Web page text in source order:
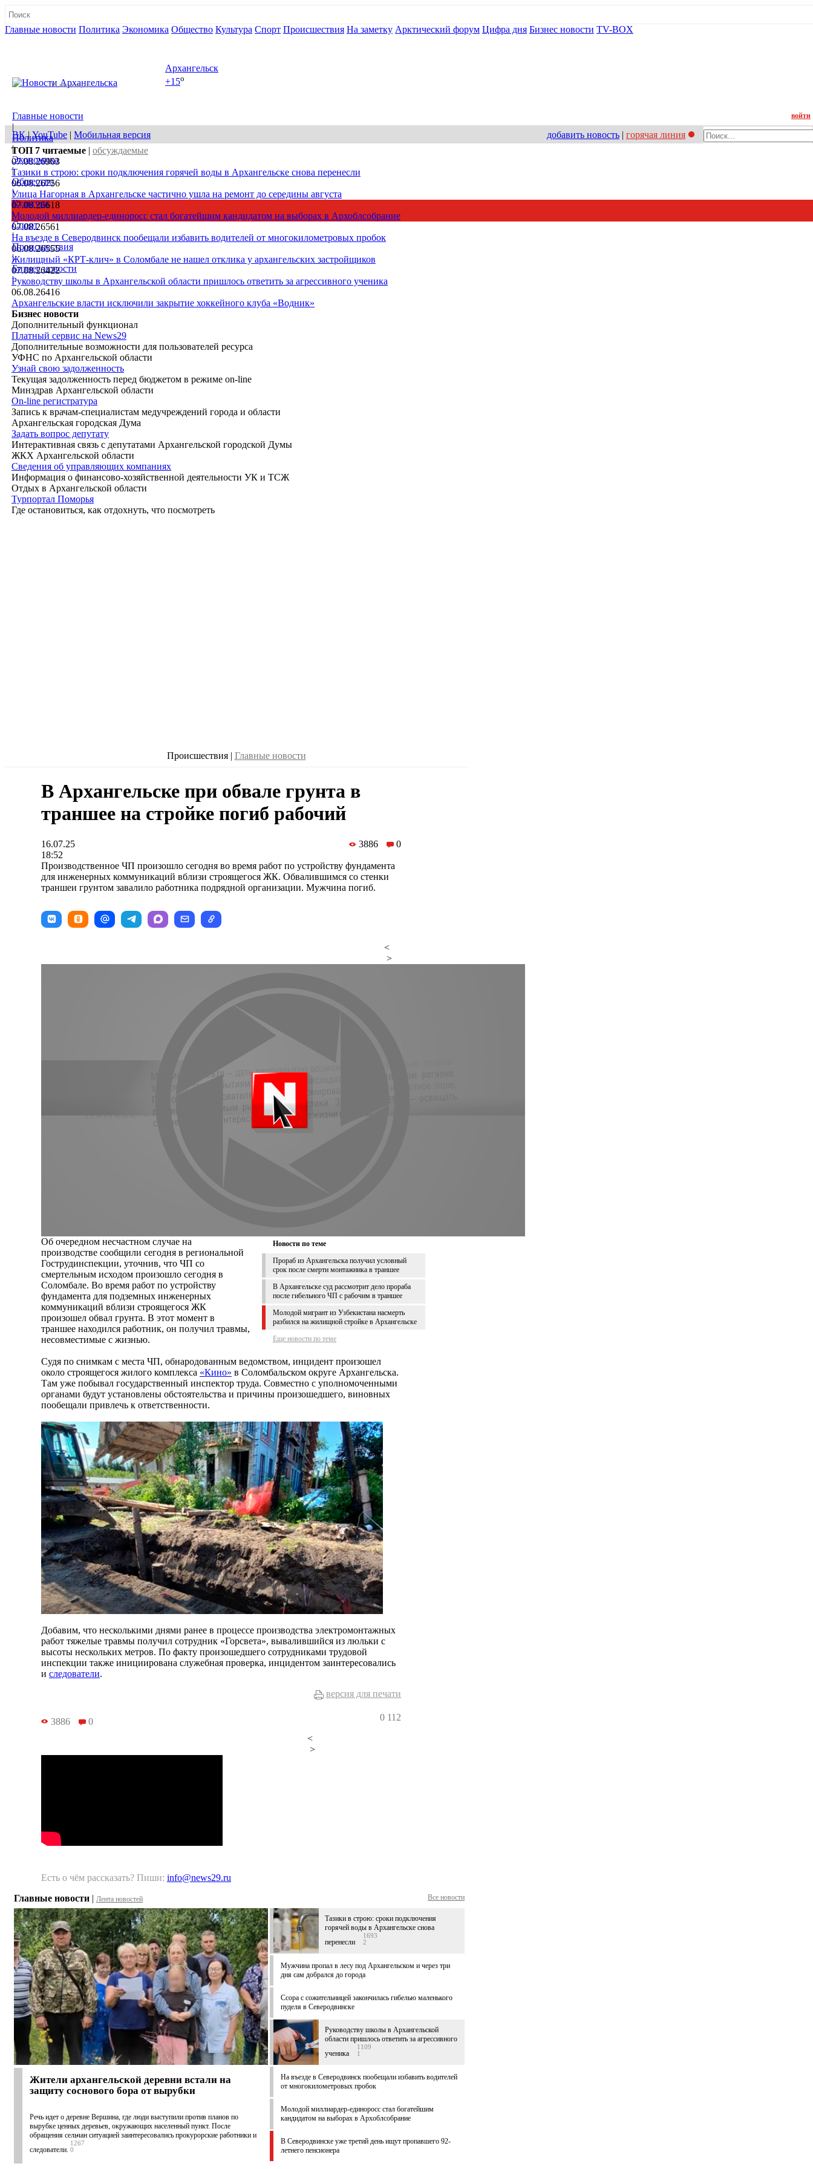
Главные новости Политика Экономика Общество Культура Спорт Происшествия На заметку Арктический форум Цифра дня Бизнес новости TV-BOX
08 августа, сб
Архангельск
+15o
Главные новости
|
Политика
|
Экономика
|
Общество
|
Культура
|
Спорт
|
Происшествия
|
Бизнес новости
|
войти
ВК|YouTube | Мобильная версия добавить новость | горячая линия
ТОП 7 читаемые | обсуждаемые
07.08.26903
Тазики в строю: сроки подключения горячей воды в Архангельске снова перенесли
06.08.26756
Улица Нагорная в Архангельске частично ушла на ремонт до середины августа
07.08.26618
Молодой миллиардер-единоросс стал богатейшим кандидатом на выборах в Архоблсобрание
07.08.26561
На въезде в Северодвинск пообещали избавить водителей от многокилометровых пробок
06.08.26555
Жилищный «КРТ-клич» в Соломбале не нашел отклика у архангельских застройщиков
07.08.26422
Руководству школы в Архангельской области пришлось ответить за агрессивного ученика
06.08.26416
Архангельские власти исключили закрытие хоккейного клуба «Водник»
Бизнес новости
Дополнительный функционал
Платный сервис на News29
Дополнительные возможности для пользователей ресурса
УФНС по Архангельской области
Узнай свою задолженность
Текущая задолженность перед бюджетом в режиме on-line
Минздрав Архангельской области
On-line регистратура
Запись к врачам-специалистам медучреждений города и области
Архангельская городская Дума
Задать вопрос депутату
Интерактивная связь с депутатами Архангельской городской Думы
ЖКХ Архангельской области
Сведения об управляющих компаниях
Информация о финансово-хозяйственной деятельности УК и ТСЖ
Отдых в Архангельской области
Турпортал Поморья
Где остановиться, как отдохнуть, что посмотреть
Происшествия | Главные новости
В Архангельске при обвале грунта в
траншее на стройке погиб рабочий
16.07.25
18:52
3886 0
Производственное ЧП произошло сегодня во время работ по устройству фундамента
для инженерных коммуникаций вблизи строящегося ЖК. Обвалившимся со стенки
траншеи грунтом завалило работника подрядной организации. Мужчина погиб.
<
>
Новости по теме
Прораб из Архангельска получил условный
срок после смерти монтажника в траншее
В Архангельске суд рассмотрит дело прораба
после гибельного ЧП с рабочим в траншее
Молодой мигрант из Узбекистана насмерть
разбился на жилищной стройке в Архангельске
Еще новости по теме
Об очередном несчастном случае на
производстве сообщили сегодня в региональной
Гострудинспекции, уточнив, что ЧП со
смертельным исходом произошло сегодня в
Соломбале. Во время работ по устройству
фундамента для подземных инженерных
коммуникаций вблизи строящегося ЖК
произошел обвал грунта. В этот момент в
траншее находился работник, он получил травмы,
несовместимые с жизнью.
Судя по снимкам с места ЧП, обнародованным ведомством, инцидент произошел
около строящегося жилого комплекса «Кино» в Соломбальском округе Архангельска.
Там уже побывал государственный инспектор труда. Совместно с уполномоченными
органами будут установлены обстоятельства и причины произошедшего, виновных
пообещали привлечь к ответственности.
Добавим, что несколькими днями ранее в процессе производства электромонтажных
работ тяжелые травмы получил сотрудник «Горсвета», вывалившийся из люльки с
высоты нескольких метров. По факту произошедшего сотрудниками трудовой
инспекции также инициирована служебная проверка, инцидентом заинтересовались
и следователи.
версия для печати
3886 0 0 112
<
>
Есть о чём рассказать? Пиши: info@news29.ru
Главные новости | Лента новостей Все новости
Жители архангельской деревни встали на
защиту соснового бора от вырубки
Речь идет о деревне Вершина, где люди выступили против планов по
вырубке ценных деревьев, окружающих населенный пункт. После
обращения сельчан ситуацией заинтересовались прокурорские работники и
следователи.
1267
0
Тазики в строю: сроки подключения
горячей воды в Архангельске снова
перенесли
1693
2
Мужчина пропал в лесу под Архангельском и через три
дня сам добрался до города
Ссора с сожительницей закончилась гибелью маленького
пуделя в Северодвинске
Руководству школы в Архангельской
области пришлось ответить за агрессивного
ученика
1109
1
На въезде в Северодвинск пообещали избавить водителей
от многокилометровых пробок
Молодой миллиардер-единоросс стал богатейшим
кандидатом на выборах в Архоблсобрание
В Северодвинске уже третий день ищут пропавшего 92-
летнего пенсионера